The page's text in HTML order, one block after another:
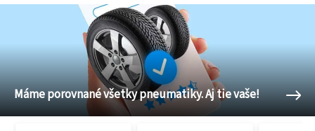
Máme porovnané všetky pneumatiky. Aj tie vaše!